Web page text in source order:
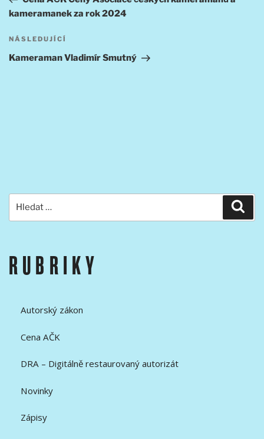
příspěvek
kameramanek za rok 2024
Následující
příspěvek
NÁSLEDUJÍCÍ
Kameraman Vladimír Smutný
RUBRIKY
Autorský zákon
Cena AČK
DRA – Digitálně restaurovaný autorizát
Novinky
Zápisy